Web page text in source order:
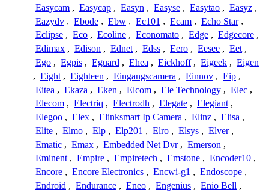
Easycam , Easycap , Easyn , Easyse , Easytao , Easyz ,
Eazydv , Ebode , Ebw , Ec101 , Ecam , Echo Star ,
Eclipse , Eco , Ecoline , Economato , Edge , Edgecore ,
Edimax , Edison , Ednet , Edss , Eero , Eesee , Eet ,
Ego , Egpis , Eguard , Ehea , Eickhoff , Eigeek , Eigen
, Eight , Eighteen , Eingangscamera , Einnov , Eip ,
Eitea , Ekaza , Eken , Elcom , Ele Technology , Elec ,
Elecom , Electriq , Electrodh , Elegate , Elegiant ,
Elegoo , Elex , Elinksmart Ip Camera , Elinz , Elisa ,
Elite , Elmo , Elp , Elp201 , Elro , Elsys , Elver ,
Ematic , Emax , Embedded Net Dvr , Emerson ,
Eminent , Empire , Empiretech , Emstone , Encoder10 ,
Encore , Encore Electronics , Encwi-g1 , Endoscope ,
Endroid , Endurance , Eneo , Engenius , Enio Bell ,